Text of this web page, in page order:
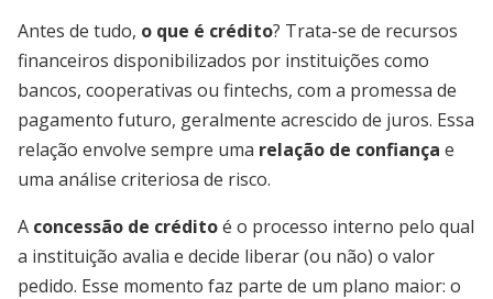
Antes de tudo, o que é crédito? Trata-se de recursos
financeiros disponibilizados por instituições como
bancos, cooperativas ou fintechs, com a promessa de
pagamento futuro, geralmente acrescido de juros. Essa
relação envolve sempre uma relação de confiança e
uma análise criteriosa de risco.
A concessão de créditoé o processo interno pelo qual
a instituição avalia e decide liberar (ou não) o valor
pedido. Esse momento faz parte de um plano maior: o